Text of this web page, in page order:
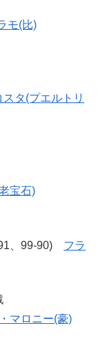
モ(比)
タ(プエルトリ
宝石)
、99-90) フラ
マロニー(豪)